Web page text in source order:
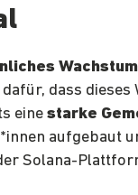
Wachstum
dass dieses
eine starke
aufgebaut
Solana-